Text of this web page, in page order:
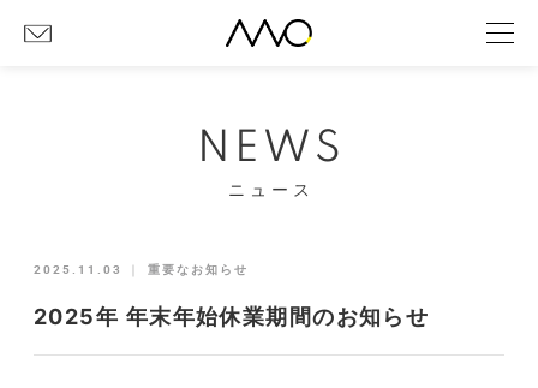
NEWS
ニュース
2025.11.03 ｜ 重要なお知らせ
2025年 年末年始休業期間のお知らせ